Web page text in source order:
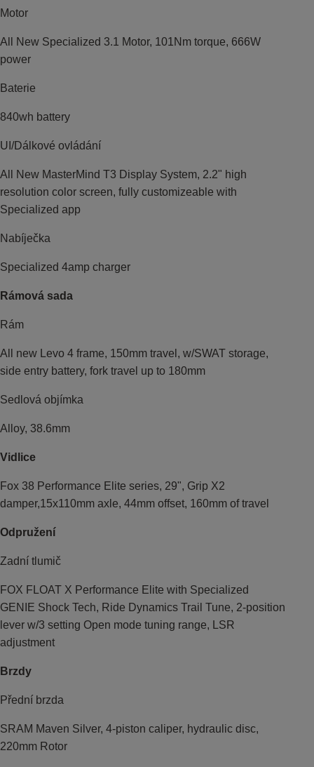
Motor
All New Specialized 3.1 Motor, 101Nm torque, 666W
power
Baterie
840wh battery
UI/Dálkové ovládání
All New MasterMind T3 Display System, 2.2" high
resolution color screen, fully customizeable with
Specialized app
Nabíječka
Specialized 4amp charger
Rámová sada
Rám
All new Levo 4 frame, 150mm travel, w/SWAT storage,
side entry battery, fork travel up to 180mm
Sedlová objímka
Alloy, 38.6mm
Vidlice
Fox 38 Performance Elite series, 29", Grip X2
damper,15x110mm axle, 44mm offset, 160mm of travel
Odpružení
Zadní tlumič
FOX FLOAT X Performance Elite with Specialized
GENIE Shock Tech, Ride Dynamics Trail Tune, 2-position
lever w/3 setting Open mode tuning range, LSR
adjustment
Brzdy
Přední brzda
SRAM Maven Silver, 4-piston caliper, hydraulic disc,
220mm Rotor